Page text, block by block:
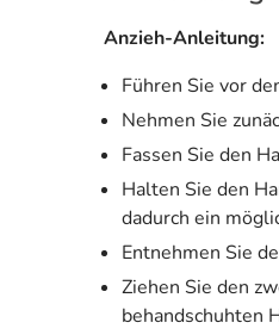
Anzieh-Anleitung:
Führen Sie vor
Nehmen Sie
Fassen Sie den
Halten Sie den
dadurch ein
Entnehmen Sie
Ziehen Sie den
behandschuhten